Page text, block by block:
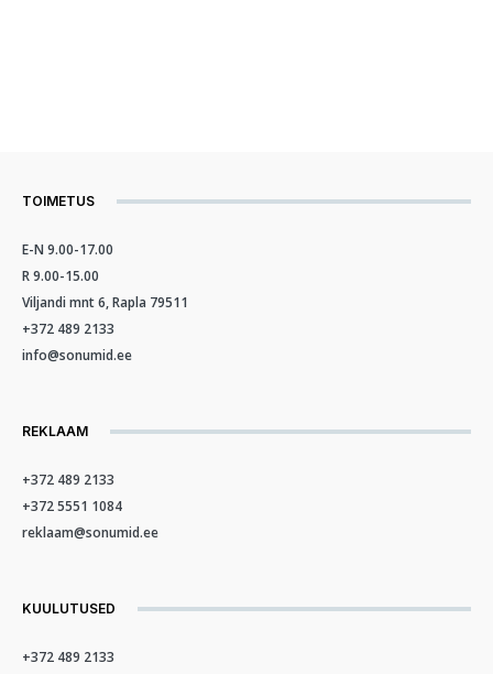
TOIMETUS
E-N 9.00-17.00
R 9.00-15.00
Viljandi mnt 6, Rapla 79511
+372 489 2133
info@sonumid.ee
REKLAAM
+372 489 2133
+372 5551 1084
reklaam@sonumid.ee
KUULUTUSED
+372 489 2133